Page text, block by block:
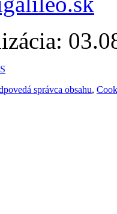
správca obsahu,